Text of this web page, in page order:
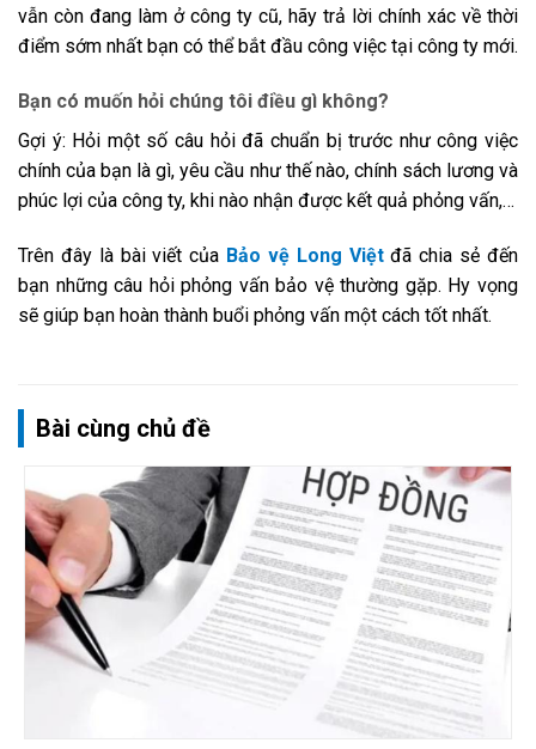
vẫn còn đang làm ở công ty cũ, hãy trả lời chính xác về thời
điểm sớm nhất bạn có thể bắt đầu công việc tại công ty mới.
Bạn có muốn hỏi chúng tôi điều gì không?
Gợi ý: Hỏi một số câu hỏi đã chuẩn bị trước như công việc
chính của bạn là gì, yêu cầu như thế nào, chính sách lương và
phúc lợi của công ty, khi nào nhận được kết quả phỏng vấn,…
Trên đây là bài viết của Bảo vệ Long Việtđã chia sẻ đến
bạn những câu hỏi phỏng vấn bảo vệ thường gặp. Hy vọng
sẽ giúp bạn hoàn thành buổi phỏng vấn một cách tốt nhất.
Bài cùng chủ đề